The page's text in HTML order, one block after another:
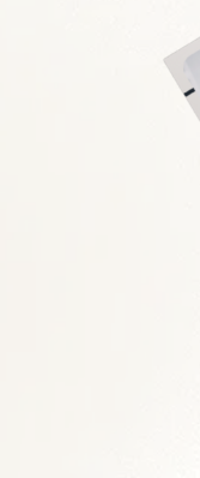
Stratégie achats
Négociation et
Achats directs et
Gestion des
Performance